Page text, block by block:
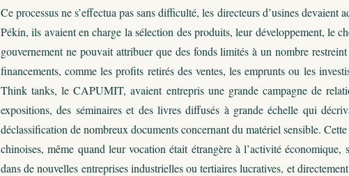
Ce processus ne s’effectua pas sans difficulté, les directeurs d’usines
Pékin, ils avaient en charge la sélection des produits, leur développement, le
gouvernement ne pouvait attribuer que des fonds limités à un nombre
financements, comme les profits retirés des ventes, les emprunts ou les
Think tanks, le CAPUMIT, avaient entrepris une grande campagne de
expositions, des séminaires et des livres diffusés à grande échelle qui
déclassification de nombreux documents concernant du matériel sensible.
chinoises, même quand leur vocation était étrangère à l’activité
dans de nouvelles entreprises industrielles ou tertiaires lucratives, et